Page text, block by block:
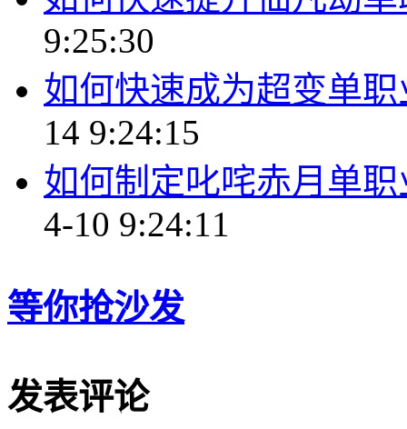
9:25:30
如何快速成为超变单
14 9:24:15
如何制定叱咤赤月单
4-10 9:24:11
等你抢沙发
发表评论